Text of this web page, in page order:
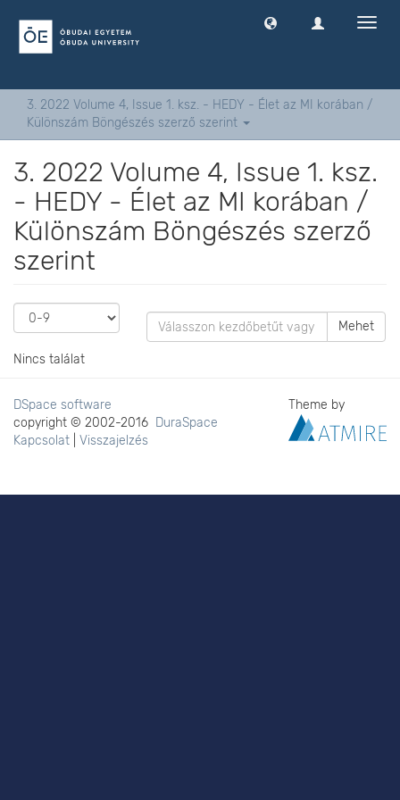
3. 2022 Volume 4, Issue 1. ksz. - HEDY - Élet az MI korában /
Különszám Böngészés szerző szerint
3. 2022 Volume 4, Issue 1. ksz.
- HEDY - Élet az MI korában /
Különszám Böngészés szerző
szerint
Mehet
Nincs találat
DSpace software
copyright © 2002-2016 DuraSpace
Kapcsolat
Visszajelzés
Theme by